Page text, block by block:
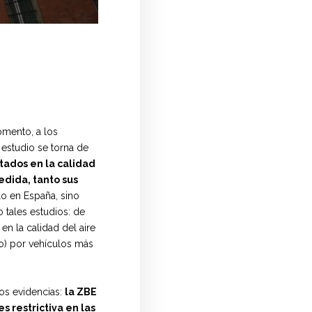
a los
se torna de
en la calidad
tanto sus
en España, sino
tales estudios: de
la calidad del aire
por vehículos más
evidencias: la ZBE
restrictiva en las